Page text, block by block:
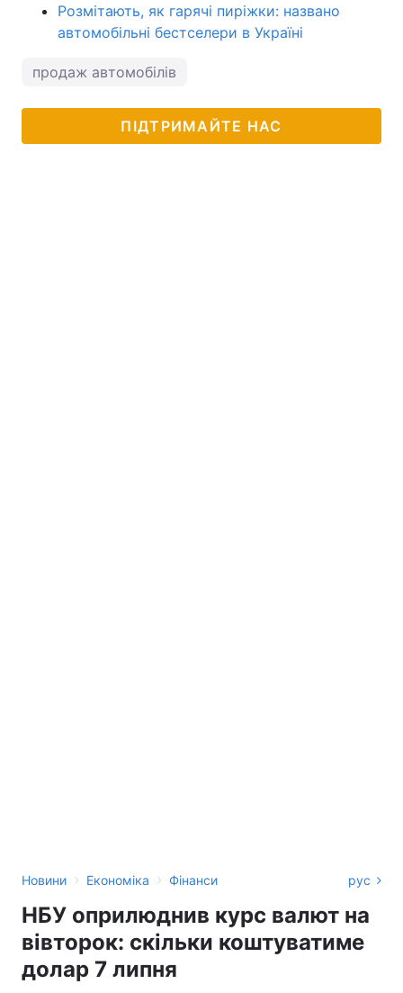
Розмітають, як гарячі пиріжки: названо
автомобільні бестселери в Україні
продаж автомобілів
ПІДТРИМАЙТЕ НАС
Новини › Економіка › Фінанси рус
НБУ оприлюднив курс валют на
вівторок: скільки коштуватиме
долар 7 липня